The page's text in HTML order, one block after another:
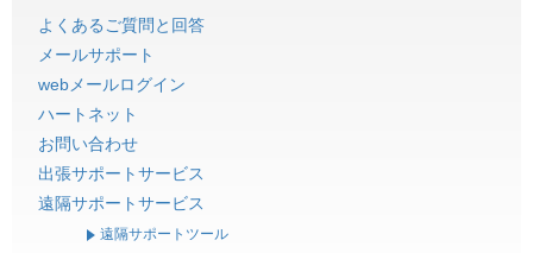
よくあるご質問と回答
メールサポート
webメールログイン
ハートネット
お問い合わせ
出張サポートサービス
遠隔サポートサービス
遠隔サポートツール